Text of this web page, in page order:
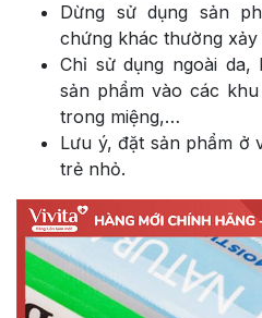
Dừng sử dụng sản
chứng khác thường xảy
Chỉ sử dụng ngoài
sản phẩm vào các
trong miệng,…
Lưu ý, đặt sản phẩm ở
trẻ nhỏ.